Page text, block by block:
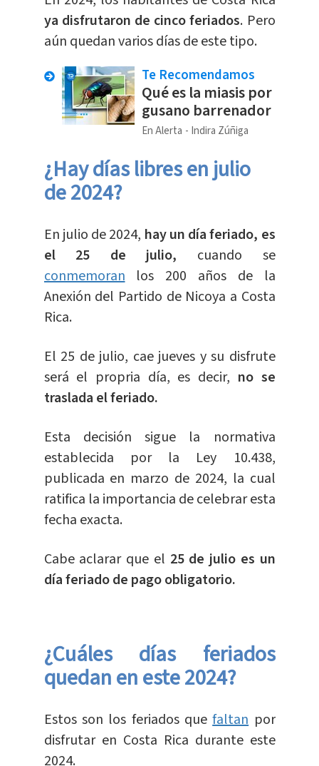
ya disfrutaron de cinco feriados. Pero
aún quedan varios días de este tipo.
Te Recomendamos
Qué es la miasis por
gusano barrenador
En Alerta Indira Zúñiga
¿Hay días libres en julio
de 2024?
En julio de 2024, hay un día feriado, es
el 25 de julio, cuando se
conmemoranlos 200 años de la
Anexión del Partido de Nicoya a Costa
Rica.
El 25 de julio, cae jueves y su disfrute
será el propria día, es decir, no se
traslada el feriado.
Esta decisión sigue la normativa
establecida por la Ley 10.438,
publicada en marzo de 2024, la cual
ratifica la importancia de celebrar esta
fecha exacta.
Cabe aclarar que el 25 de julio es un
día feriado de pago obligatorio.
¿Cuáles días feriados
quedan en este 2024?
Estos son los feriados quefaltanpor
disfrutar en Costa Rica durante este
2024.